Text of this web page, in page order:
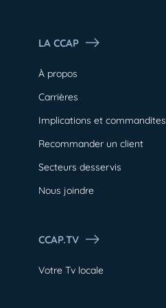
LA CCAP
À propos
Carrières
Implications et commandites
Recommander un client
Secteurs desservis
Nous joindre
CCAP.TV
Votre Tv locale